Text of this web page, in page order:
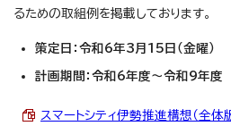
るための取組例を掲載しております。
策定日：令和6年3月15日（金曜）
計画期間：令和6年度～令和9年度
スマートシティ伊勢推進構想（全